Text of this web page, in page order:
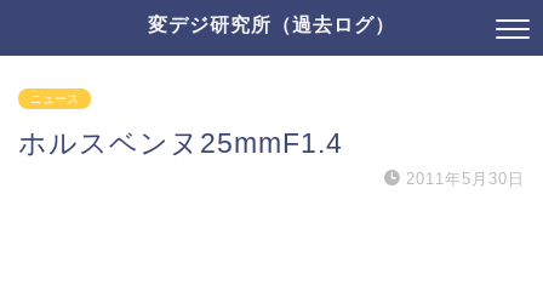
変デジ研究所（過去ログ）
ニュース
ホルスベンヌ25mmF1.4
2011年5月30日